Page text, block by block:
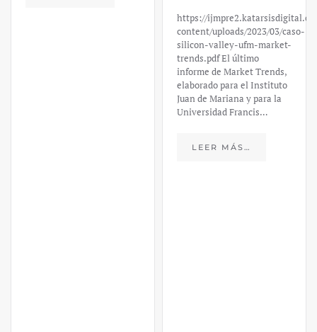
elaborado para el Instituto
Juan de Mariana y para la
Universidad Francis…
LEER MÁS…